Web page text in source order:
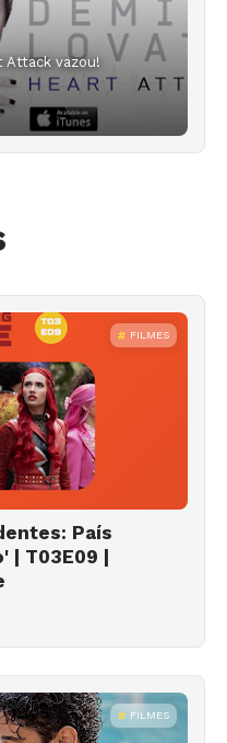
Attack vazou!
FILMES
País
| T03E09 |
FILMES